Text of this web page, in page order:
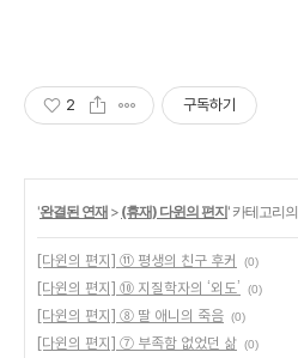
2 구독하기
'완결된 연재 > (휴재) 다윈의 편지' 카테고리
[다윈의 편지] ⑪ 평생의 친구 후커 (0)
[다윈의 편지] ⑩ 지질학자의 ‘외도’ (0)
[다윈의 편지] ⑧ 딸 애니의 죽음 (0)
[다윈의 편지] ⑦ 부족함 없었던 삶 (0)